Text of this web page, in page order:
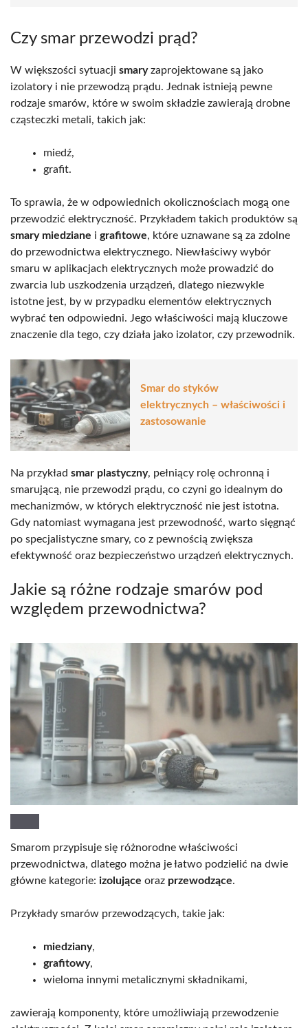
Czy smar przewodzi prąd?
W większości sytuacji smaryzaprojektowane są jako
izolatory i nie przewodzą prądu. Jednak istnieją pewne
rodzaje smarów, które w swoim składzie zawierają drobne
cząsteczki metali, takich jak:
miedź,
grafit.
To sprawia, że w odpowiednich okolicznościach mogą one
przewodzić elektryczność. Przykładem takich produktów są
smary miedziane i grafitowe, które uznawane są za zdolne
do przewodnictwa elektrycznego. Niewłaściwy wybór
smaru w aplikacjach elektrycznych może prowadzić do
zwarcia lub uszkodzenia urządzeń, dlatego niezwykle
istotne jest, by w przypadku elementów elektrycznych
wybrać ten odpowiedni. Jego właściwości mają kluczowe
znaczenie dla tego, czy działa jako izolator, czy przewodnik.
Smar do styków
elektrycznych – właściwości i
zastosowanie
Na przykład smar plastyczny, pełniący rolę ochronną i
smarującą, nie przewodzi prądu, co czyni go idealnym do
mechanizmów, w których elektryczność nie jest istotna.
Gdy natomiast wymagana jest przewodność, warto sięgnąć
po specjalistyczne smary, co z pewnością zwiększa
efektywność oraz bezpieczeństwo urządzeń elektrycznych.
Jakie są różne rodzaje smarów pod
względem przewodnictwa?
Smarom przypisuje się różnorodne właściwości
przewodnictwa, dlatego można je łatwo podzielić na dwie
główne kategorie: izolujące oraz przewodzące.
Przykłady smarów przewodzących, takie jak:
miedziany,
grafitowy,
wieloma innymi metalicznymi składnikami,
zawierają komponenty, które umożliwiają przewodzenie